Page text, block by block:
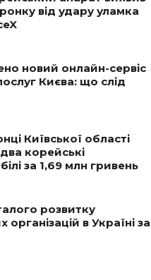
від удару уламка
новий онлайн-сервіс
Києва: що слід
Київської області
корейські
за 1,69 млн гривень
розвитку
організацій в Україні за